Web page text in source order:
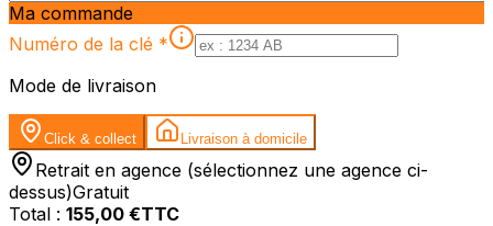
Ma commande
Numéro de la clé *
Mode de livraison
Click & collect Livraison à domicile
Retrait en agence (sélectionnez une agence ci-
dessus)Gratuit
Total : 155,00 €TTC